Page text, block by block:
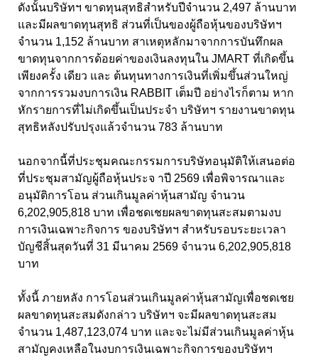
ดังนั้นบริษัทฯ ขาดทุนสุทธิสำหรับปีจำนวน 2,497 ล้านบาท
และมีผลขาดทุนสุทธิ ส่วนที่เป็นของผู้ถือหุ้นของบริษัทฯ
จำนวน 1,152 ล้านบาท สาเหตุหลักมาจากการบันทึกผล
ขาดทุนจากการด้อยค่าของเงินลงทุนใน JMART ที่เกิดขึ้น
เพียงครั้ง เดียว และ ต้นทุนทางการเงินที่เพิ่มขึ้นส่วนใหญ่
จากการรวมงบการเงิน RABBIT เต็มปี อย่างไรก็ตาม หาก
หักรายการที่ไม่เกิดขึ้นเป็นประจำ บริษัทฯ รายงานขาดทุน
สุทธิหลังปรับปรุงแล้วจำนวน 783 ล้านบาท
นอกจากนี้ที่ประชุมคณะกรรมการบริษัทอนุมัติให้เสนอต่อ
ที่ประชุมสามัญผู้ถือหุ้นประจ าปี 2569 เพื่อพิจารณาและ
อนุมัติการโอน ส่วนเกินมูลค่าหุ้นสามัญ จำนวน
6,202,905,818 บาท เพื่อชดเชยผลขาดทุนสะสมตามงบ
การเงินเฉพาะกิจการ ของบริษัทฯ สำหรับรอบระยะเวลา
บัญชีสิ้นสุดวันที่ 31 มีนาคม 2569 จำนวน 6,202,905,818
บาท
ทั้งนี้ ภายหลัง การโอนส่วนเกินมูลค่าหุ้นสามัญเพื่อชดเชย
ผลขาดทุนสะสมดังกล่าว บริษัทฯ จะมีผลขาดทุนสะสม
จำนวน 1,487,123,074 บาท และจะไม่มีส่วนเกินมูลค่าหุ้น
สามัญคงเหลือในงบการเงินเฉพาะกิจการของบริษัทฯ